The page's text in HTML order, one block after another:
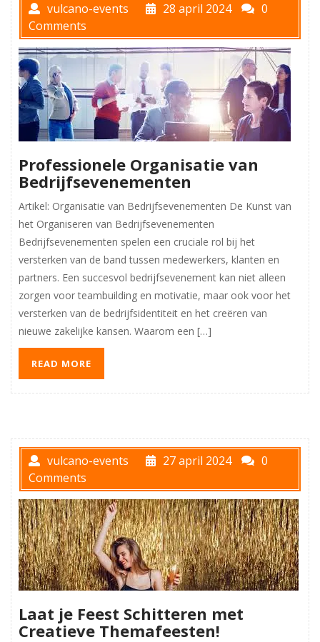
vulcano-events 28 april 2024
0
Comments
Professionele Organisatie van
Bedrijfsevenementen
Artikel: Organisatie van Bedrijfsevenementen De Kunst van
het Organiseren van Bedrijfsevenementen
Bedrijfsevenementen spelen een cruciale rol bij het
versterken van de band tussen medewerkers, klanten en
partners. Een succesvol bedrijfsevenement kan niet alleen
zorgen voor teambuilding en motivatie, maar ook voor het
versterken van de bedrijfsidentiteit en het creëren van
nieuwe zakelijke kansen. Waarom een […]
READ MORE
vulcano-events 27 april 2024
0
Comments
Laat je Feest Schitteren met
Creatieve Themafeesten!